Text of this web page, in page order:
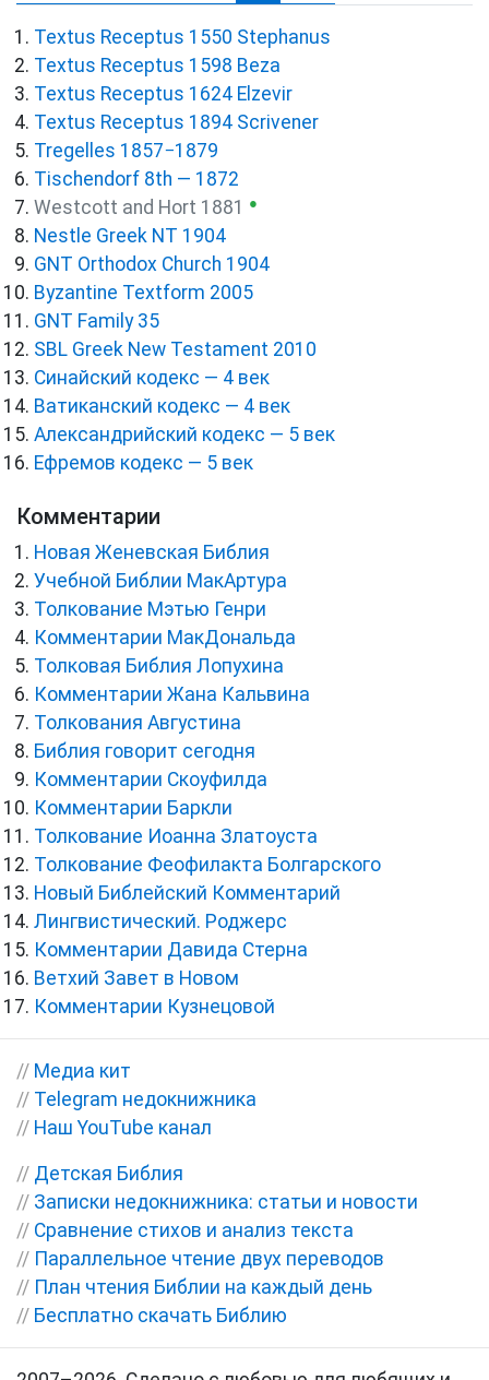
Textus Receptus 1550 Stephanus
Textus Receptus 1598 Beza
Textus Receptus 1624 Elzevir
Textus Receptus 1894 Scrivener
Tregelles 1857−1879
Tischendorf 8th — 1872
Westcott and Hort 1881
●
Nestle Greek NT 1904
GNT Orthodox Church 1904
Byzantine Textform 2005
GNT Family 35
SBL Greek New Testament 2010
Синайский кодекс — 4 век
Ватиканский кодекс — 4 век
Александрийский кодекс — 5 век
Ефремов кодекс — 5 век
Комментарии
Новая Женевская Библия
Учебной Библии МакАртура
Толкование Мэтью Генри
Комментарии МакДональда
Толковая Библия Лопухина
Комментарии Жана Кальвина
Толкования Августина
Библия говорит сегодня
Комментарии Скоуфилда
Комментарии Баркли
Толкование Иоанна Златоуста
Толкование Феофилакта Болгарского
Новый Библейский Комментарий
Лингвистический. Роджерс
Комментарии Давида Стерна
Ветхий Завет в Новом
Комментарии Кузнецовой
// Медиа кит
// Telegram недокнижника
// Наш YouTube канал
// Детская Библия
// Записки недокнижника: статьи и новости
// Сравнение стихов и анализ текста
// Параллельное чтение двух переводов
// План чтения Библии на каждый день
// Бесплатно скачать Библию